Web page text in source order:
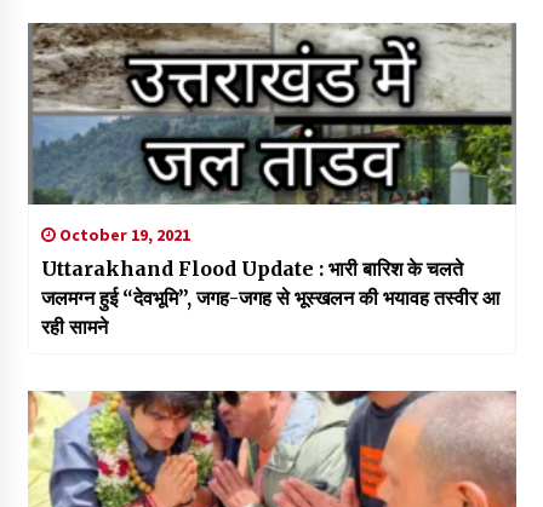
October 19, 2021
Uttarakhand Flood Update : भारी बारिश के चलते
जलमग्न हुई “देवभूमि”, जगह-जगह से भूस्खलन की भयावह तस्वीर आ
रही सामने